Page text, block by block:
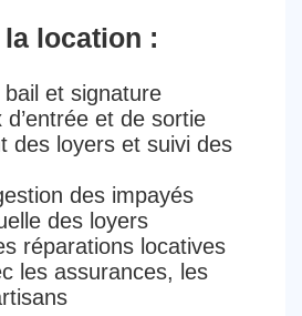
location :
et signature
d’entrée et de sortie
des loyerset suivi des
des impayés
des loyers
réparations locatives
les assurances, les